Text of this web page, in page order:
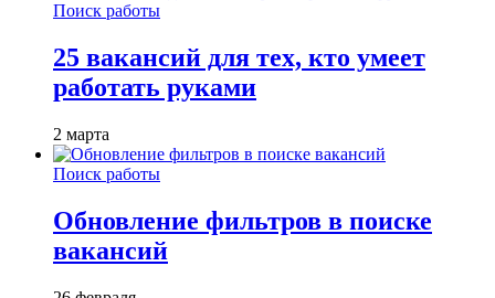
Поиск работы
25 вакансий для тех, кто умеет
работать руками
2 марта
Поиск работы
Обновление фильтров в поиске
вакансий